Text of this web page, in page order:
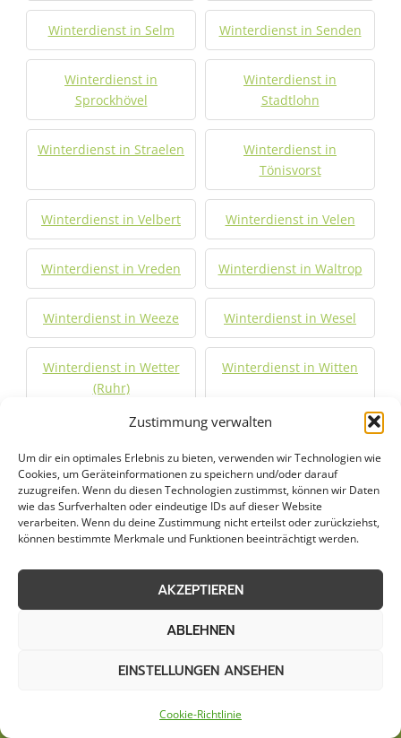
Zustimmung verwalten
Um dir ein optimales Erlebnis zu bieten, verwenden wir Technologien wie
Cookies, um Geräteinformationen zu speichern und/oder darauf
zuzugreifen. Wenn du diesen Technologien zustimmst, können wir Daten
wie das Surfverhalten oder eindeutige IDs auf dieser Website
verarbeiten. Wenn du deine Zustimmung nicht erteilst oder zurückziehst,
können bestimmte Merkmale und Funktionen beeinträchtigt werden.
AKZEPTIEREN
ABLEHNEN
EINSTELLUNGEN ANSEHEN
Cookie-Richtlinie
Winterdienst in Selm Winterdienst in Senden
Winterdienst in
Sprockhövel
Winterdienst in
Stadtlohn
Winterdienst in Straelen
Winterdienst in
Tönisvorst
Winterdienst in Velbert Winterdienst in Velen
Winterdienst in Vreden Winterdienst in Waltrop
Winterdienst in Weeze Winterdienst in Wesel
Winterdienst in Wetter
(Ruhr)
Winterdienst in Witten
Jetzt Anfrage stellen